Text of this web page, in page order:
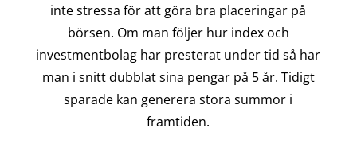
inte stressa för att göra bra placeringar på
börsen. Om man följer hur index och
investmentbolag har presterat under tid så har
man i snitt dubblat sina pengar på 5 år. Tidigt
sparade kan generera stora summor i
framtiden.